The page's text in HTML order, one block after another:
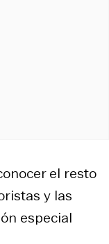
el resto
y las
especial